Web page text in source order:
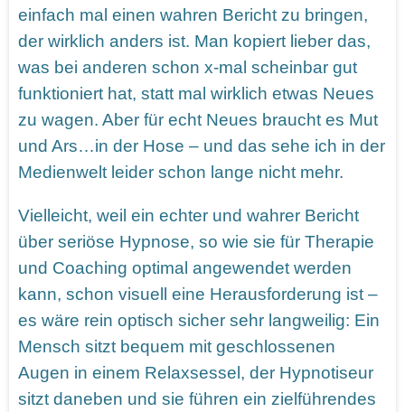
einfach mal einen wahren Bericht zu bringen,
der wirklich anders ist. Man kopiert lieber das,
was bei anderen schon x-mal scheinbar gut
funktioniert hat, statt mal wirklich etwas Neues
zu wagen. Aber für echt Neues braucht es Mut
und Ars…in der Hose – und das sehe ich in der
Medienwelt leider schon lange nicht mehr.
Vielleicht, weil ein echter und wahrer Bericht
über seriöse Hypnose, so wie sie für Therapie
und Coaching optimal angewendet werden
kann, schon visuell eine Herausforderung ist –
es wäre rein optisch sicher sehr langweilig: Ein
Mensch sitzt bequem mit geschlossenen
Augen in einem Relaxsessel, der Hypnotiseur
sitzt daneben und sie führen ein zielführendes